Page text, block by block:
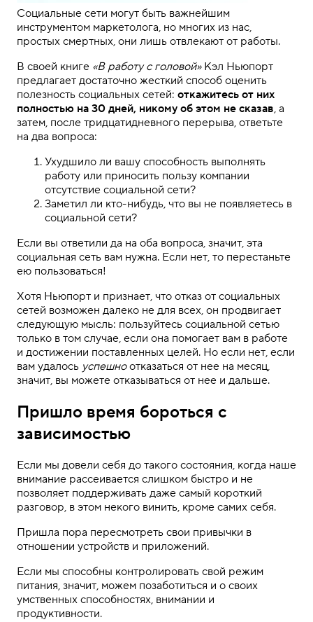
Социальные сети могут быть важнейшим
инструментом маркетолога, но многих из нас,
простых смертных, они лишь отвлекают от работы.
В своей книге «В работу с головой»Кэл Ньюпорт
предлагает достаточно жесткий способ оценить
полезность социальных сетей: откажитесь от них
полностью на 30 дней, никому об этом не сказав, а
затем, после тридцатидневного перерыва, ответьте
на два вопроса:
Ухудшило ли вашу способность выполнять
работу или приносить пользу компании
отсутствие социальной сети?
Заметил ли кто-нибудь, что вы не появляетесь в
социальной сети?
Если вы ответили да на оба вопроса, значит, эта
социальная сеть вам нужна. Если нет, то перестаньте
ею пользоваться!
Хотя Ньюпорт и признает, что отказ от социальных
сетей возможен далеко не для всех, он продвигает
следующую мысль: пользуйтесь социальной сетью
только в том случае, если она помогает вам в работе
и достижении поставленных целей. Но если нет, если
вам удалось успешноотказаться от нее на месяц,
значит, вы можете отказываться от нее и дальше.
Пришло время бороться с
зависимостью
Если мы довели себя до такого состояния, когда наше
внимание рассеивается слишком быстро и не
позволяет поддерживать даже самый короткий
разговор, в этом некого винить, кроме самих себя.
Пришла пора пересмотреть свои привычки в
отношении устройств и приложений.
Если мы способны контролировать свой режим
питания, значит, можем позаботиться и о своих
умственных способностях, внимании и
продуктивности.